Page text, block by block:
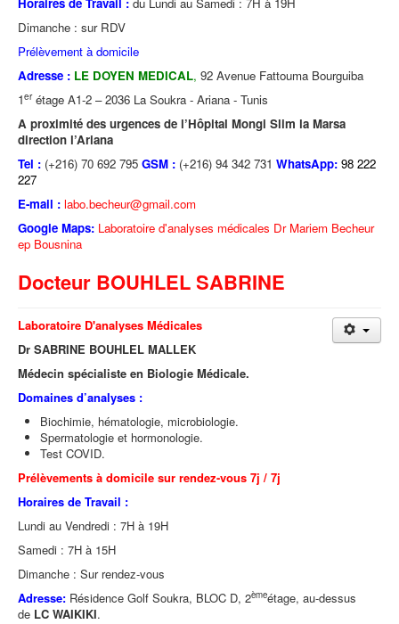
Dimanche : sur RDV
Prélèvement à domicile
Adresse : LE DOYEN MEDICAL, 92 Avenue Fattouma Bourguiba
1erétage A1-2 – 2036 La Soukra - Ariana - Tunis
A proximité des urgences de l’Hôpital Mongi Slim la Marsa
direction l’Ariana
Tel : (+216) 70 692 795 GSM : (+216) 94 342 731 WhatsApp: 98 222
227
E-mail : labo.becheur@gmail.com
Google Maps: Laboratoire d'analyses médicales Dr Mariem Becheur
ep Bousnina
Docteur BOUHLEL SABRINE
Laboratoire D'analyses Médicales
Dr SABRINE BOUHLEL MALLEK
Médecin spécialiste en Biologie Médicale.
Domaines d’analyses :
Biochimie, hématologie, microbiologie.
Spermatologie et hormonologie.
Test COVID.
Prélèvements à domicile sur rendez-vous 7j / 7j
Horaires de Travail :
Lundi au Vendredi : 7H à 19H
Samedi : 7H à 15H
Dimanche : Sur rendez-vous
Adresse: Résidence Golf Soukra, BLOC D, 2èmeétage, au-dessus
de LC WAIKIKI.